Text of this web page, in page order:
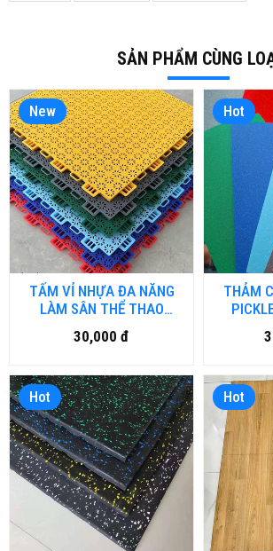
SẢN PHẨM CÙNG
New
TẤM VỈ NHỰA ĐA NĂNG
LÀM SÂN THỂ THAO
NGOÀI TRỜI
PTN.VINHUA.HNM
30,000 đ
Hot
THẢM
Hot Hot